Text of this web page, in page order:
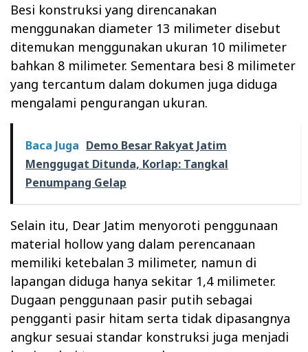
Besi konstruksi yang direncanakan
menggunakan diameter 13 milimeter disebut
ditemukan menggunakan ukuran 10 milimeter
bahkan 8 milimeter. Sementara besi 8 milimeter
yang tercantum dalam dokumen juga diduga
mengalami pengurangan ukuran.
Baca Juga Demo Besar Rakyat Jatim
Menggugat Ditunda, Korlap: Tangkal
Penumpang Gelap
Selain itu, Dear Jatim menyoroti penggunaan
material hollow yang dalam perencanaan
memiliki ketebalan 3 milimeter, namun di
lapangan diduga hanya sekitar 1,4 milimeter.
Dugaan penggunaan pasir putih sebagai
pengganti pasir hitam serta tidak dipasangnya
angkur sesuai standar konstruksi juga menjadi